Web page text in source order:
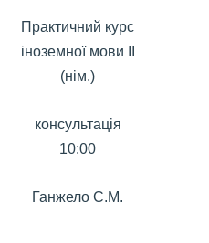
Практичний курс
іноземної мови ІІ
(нім.)
консультація
10:00
Ганжело С.М.